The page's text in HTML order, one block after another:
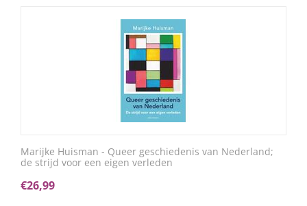
Marijke Huisman - Queer geschiedenis van Nederland;
de strijd voor een eigen verleden
€26,99